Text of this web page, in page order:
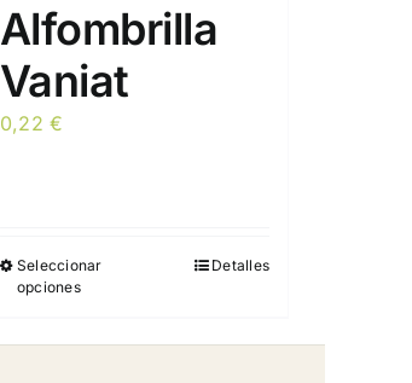
Alfombrilla
Vaniat
0,22€
Seleccionar
opciones
Detalles